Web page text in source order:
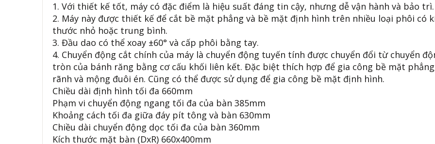
1. Với thiết kế tốt, máy có đặc điểm là hiệu suất đáng tin cậy, nhưng dễ vận hành và bảo trì.
2. Máy này được thiết kế để cắt bề mặt phẳng và bề mặt định hình trên nhiều loại phôi có
thước nhỏ hoặc trung bình.
3. Đầu dao có thể xoay ±60° và cấp phôi bằng tay.
4. Chuyển động cắt chính của máy là chuyển động tuyến tính được chuyển đổi từ chuyển
tròn của bánh răng bằng cơ cấu khối liên kết. Đặc biệt thích hợp để gia công bề mặt
rãnh và mộng đuôi én. Cũng có thể được sử dụng để gia công bề mặt định hình.
Chiều dài định hình tối đa 660mm
Phạm vi chuyển động ngang tối đa của bàn 385mm
Khoảng cách tối đa giữa đáy pít tông và bàn 630mm
Chiều dài chuyển động dọc tối đa của bàn 360mm
Kích thước mặt bàn (DxR) 660x400mm